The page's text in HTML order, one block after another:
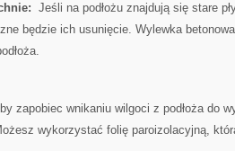
Jeśli na podłożu znajdują się stare
będzie ich usunięcie. Wylewka⁢
zapobiec wnikaniu wilgoci z ​podłoża do
wykorzystać folię paroizolacyjną,